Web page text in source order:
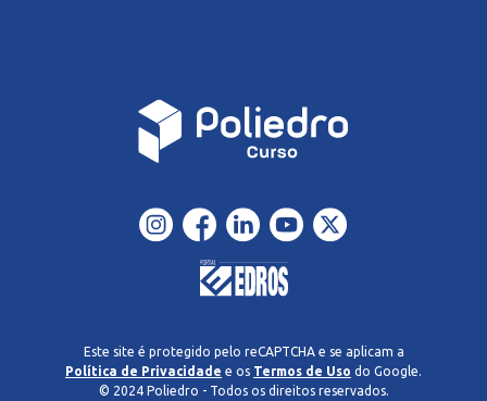
Este site é protegido pelo reCAPTCHA e se aplicam a
Política de Privacidade e os Termos de Uso do Google.
© 2024 Poliedro - Todos os direitos reservados.